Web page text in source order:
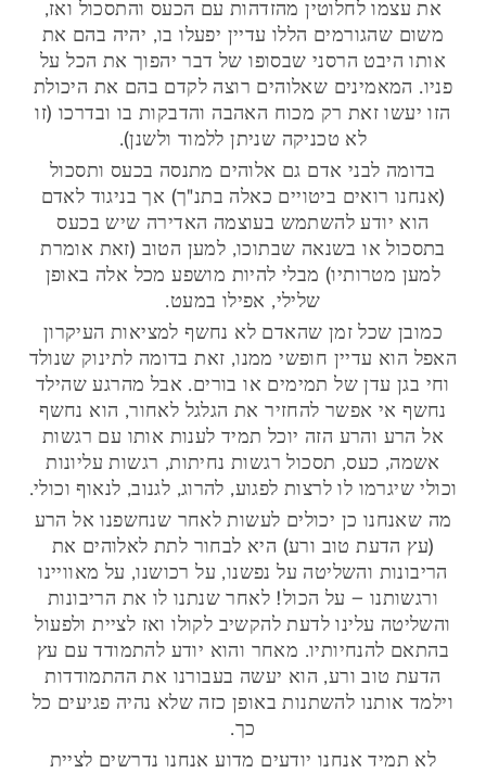
את עצמו לחלוטין מהזדהות עם הכעס והתסכול ואז,
משום שהגורמים הללו עדיין יפעלו בו, יהיה בהם את
אותו היבט הרסני שבסופו של דבר יהפוך את הכל על
פניו. המאמינים שאלוהים רוצה לקדם בהם את היכולת
הזו יעשו זאת רק מכוח האהבה והדבקות בו ובדרכו (זו
לא טכניקה שניתן ללמוד ולשנן).
בדומה לבני אדם גם אלוהים מתנסה בכעס ותסכול
(אנחנו רואים ביטויים כאלה בתנ"ך) אך בניגוד לאדם
הוא יודע להשתמש בעוצמה האדירה שיש בכעס
בתסכול או בשנאה שבתוכו, למען הטוב (זאת אומרת
למען מטרותיו) מבלי להיות מושפע מכל אלה באופן
שלילי, אפילו במעט.
כמובן שכל זמן שהאדם לא נחשף למציאות העיקרון
האפל הוא עדיין חופשי ממנו, זאת בדומה לתינוק שנולד
וחי בגן עדן של תמימים או בורים. אבל מהרגע שהילד
נחשף אי אפשר להחזיר את הגלגל לאחור, הוא נחשף
אל הרע והרע הזה יוכל תמיד לענות אותו עם רגשות
אשמה, כעס, תסכול רגשות נחיתות, רגשות עליונות
וכולי שיגרמו לו לרצות לפגוע, להרוג, לגנוב, לנאוף וכולי.
מה שאנחנו כן יכולים לעשות לאחר שנחשפנו אל הרע
(עץ הדעת טוב ורע) היא לבחור לתת לאלוהים את
הריבונות והשליטה על נפשנו, על רכושנו, על מאוויינו
ורגשותנו – על הכול! לאחר שנתנו לו את הריבונות
והשליטה עלינו לדעת להקשיב לקולו ואז לציית ולפעול
בהתאם להנחיותיו. מאחר והוא יודע להתמודד עם עץ
הדעת טוב ורע, הוא יעשה בעבורנו את ההתמודדות
וילמד אותנו להשתנות באופן כזה שלא נהיה פגיעים כל
כך.
לא תמיד אנחנו יודעים מדוע אנחנו נדרשים לציית